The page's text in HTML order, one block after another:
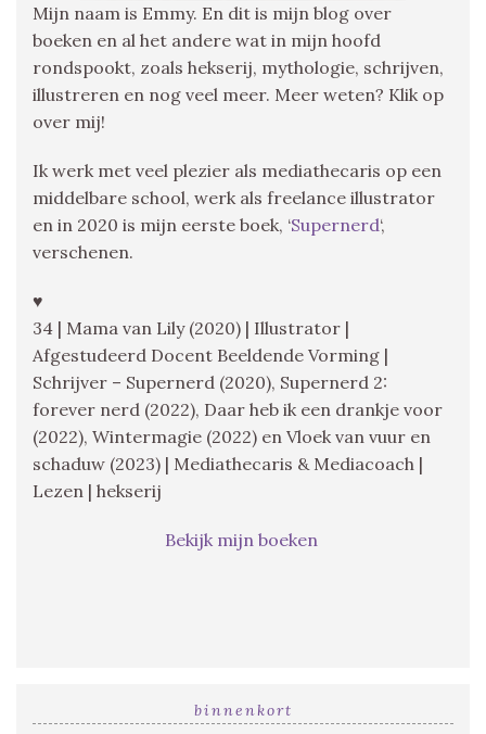
Mijn naam is Emmy. En dit is mijn blog over
boeken en al het andere wat in mijn hoofd
rondspookt, zoals hekserij, mythologie, schrijven,
illustreren en nog veel meer. Meer weten? Klik op
over mij!
Ik werk met veel plezier als mediathecaris op een
middelbare school, werk als freelance illustrator
en in 2020 is mijn eerste boek, ‘Supernerd‘,
verschenen.
♥
34 | Mama van Lily (2020) | Illustrator |
Afgestudeerd Docent Beeldende Vorming |
Schrijver – Supernerd (2020), Supernerd 2:
forever nerd (2022), Daar heb ik een drankje voor
(2022), Wintermagie (2022) en Vloek van vuur en
schaduw (2023) | Mediathecaris & Mediacoach |
Lezen | hekserij
Bekijk mijn boeken
binnenkort